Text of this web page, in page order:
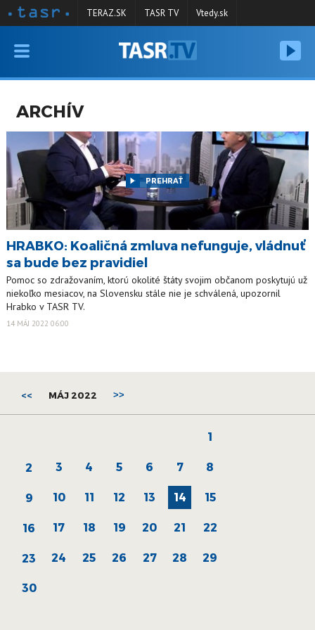
VYSIELANIE
SPRAVODAJSTVO
KONTAKT
ARCHÍV
TERAZ.SK TASR TV Vtedy.sk
ARCHÍV
PREHRAŤ
HRABKO: Koaličná zmluva nefunguje, vládnuť
sa bude bez pravidiel
Pomoc so zdražovaním, ktorú okolité štáty svojim občanom poskytujú už
niekoľko mesiacov, na Slovensku stále nie je schválená, upozornil
Hrabko v TASR TV.
14 MÁJ 2022 06:00
<< MÁJ 2022 >>
1
2 3 4 5 6 7 8
9 10 11 12 13 14 15
16 17 18 19 20 21 22
23 24 25 26 27 28 29
30